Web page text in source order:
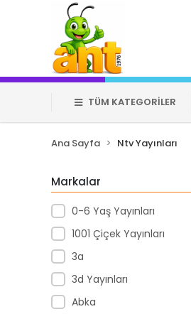
TÜM KATEGORİLER
Ana Sayfa Ntv Yayınları
Markalar
0-6 Yaş Yayınları
1001 Çiçek Yayınları
3a
3d Yayınları
Abka